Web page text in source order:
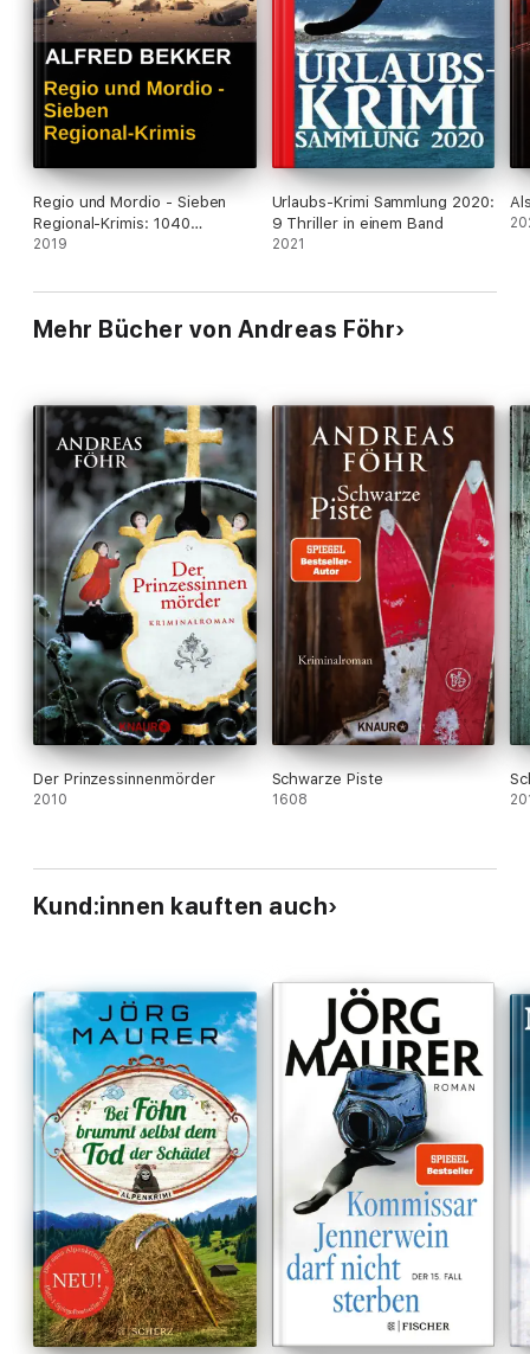
Regio und Mordio - Sieben
Regional-Krimis: 1040
Taschenbuchseiten Spannung
2019
Urlaubs-Krimi Sammlung 2020:
9 Thriller in einem Band
2021
Mehr Bücher von Andreas Föhr
Der Prinzessinnenmörder
2010
Schwarze Piste
1608
Kund:innen kauften auch